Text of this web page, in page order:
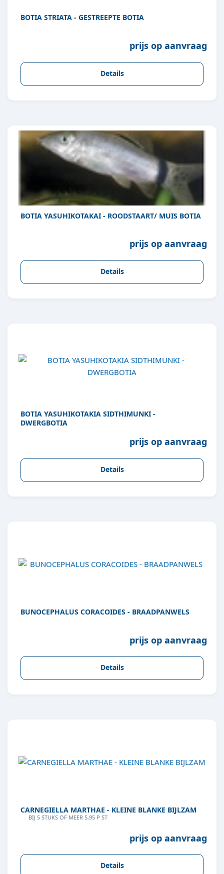
BOTIA STRIATA - GESTREEPTE BOTIA
prijs op aanvraag
Details
BOTIA YASUHIKOTAKAI - ROODSTAART/ MUIS BOTIA
prijs op aanvraag
Details
BOTIA YASUHIKOTAKIA SIDTHIMUNKI -
DWERGBOTIA
prijs op aanvraag
Details
BUNOCEPHALUS CORACOIDES - BRAADPANWELS
prijs op aanvraag
Details
CARNEGIELLA MARTHAE - KLEINE BLANKE BIJLZAM
BIJ 5 STUKS OF MEER 5,95 P ST
prijs op aanvraag
Details